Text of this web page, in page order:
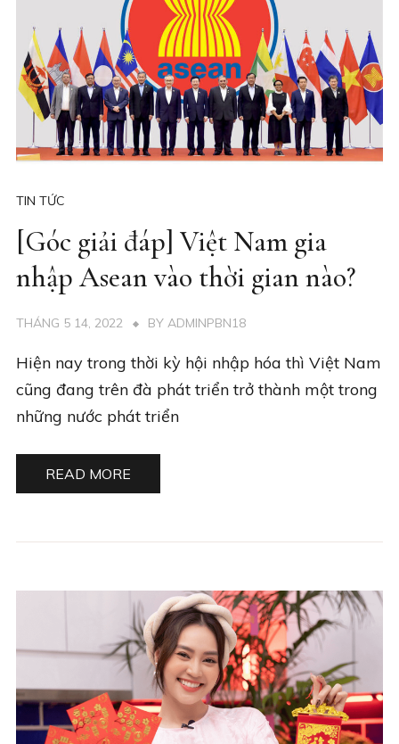
TIN TỨC
[Góc giải đáp] Việt Nam gia
nhập Asean vào thời gian nào?
THÁNG 5 14, 2022 BY ADMINPBN18
Hiện nay trong thời kỳ hội nhập hóa thì Việt Nam
cũng đang trên đà phát triển trở thành một trong
những nước phát triển
READ MORE